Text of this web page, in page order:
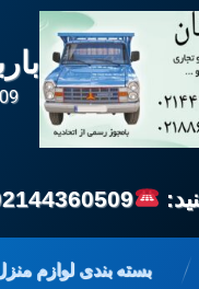
بسته بندی لوازم